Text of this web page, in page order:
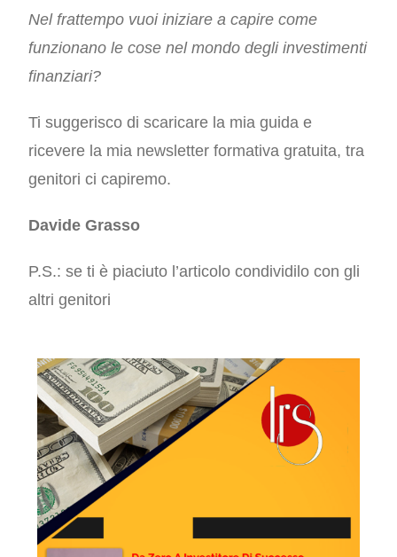
Nel frattempo vuoi iniziare a capire come
funzionano le cose nel mondo degli investimenti
finanziari?
Ti suggerisco di scaricare la mia guida e
ricevere la mia newsletter formativa gratuita, tra
genitori ci capiremo.
Davide Grasso
P.S.: se ti è piaciuto l’articolo condividilo con gli
altri genitori